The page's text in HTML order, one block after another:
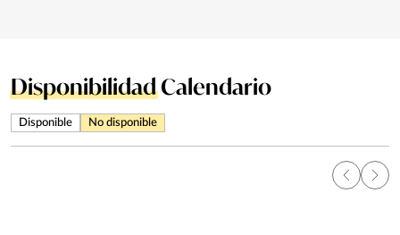
DisponibilidadCalendario
Disponible No disponible